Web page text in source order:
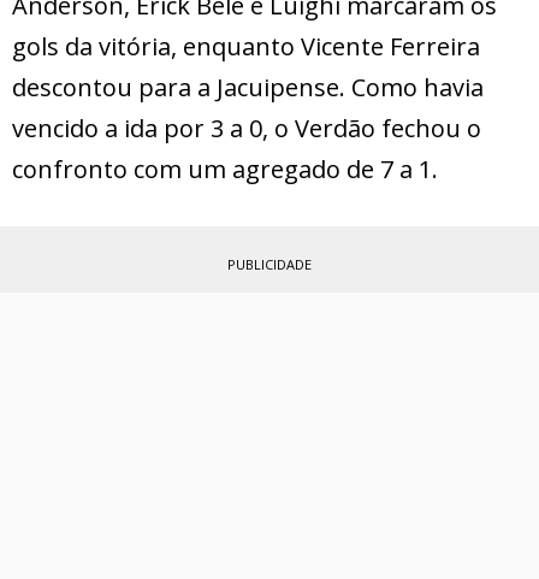
gols da vitória, enquanto Vicente Ferreira
descontou para a Jacuipense. Como havia
vencido a ida por 3 a 0, o Verdão fechou o
confronto com um agregado de 7 a 1.
PUBLICIDADE